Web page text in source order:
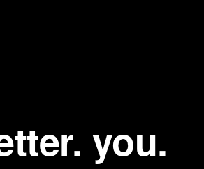
you.